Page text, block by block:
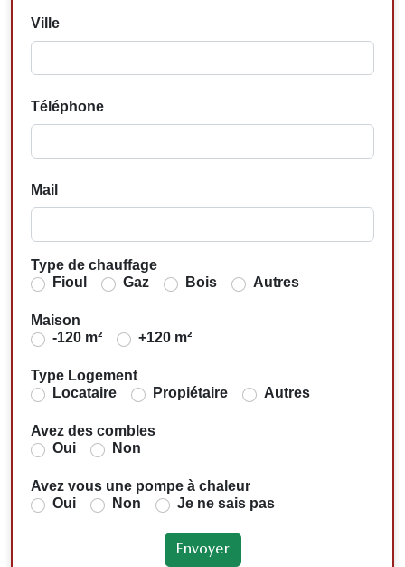
Ville
Téléphone
Mail
Type de chauffage
Fioul
Gaz Bois Autres
Maison
-120 m²
+120 m²
Type Logement
Locataire
Propiétaire Autres
Avez des combles
Oui
Non
Avez vous une pompe à chaleur
Oui
Non Je ne sais pas